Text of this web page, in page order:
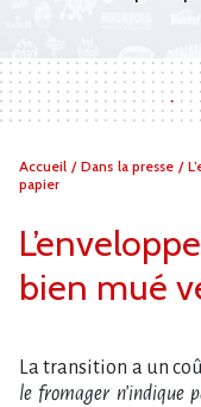
Vous
êtes
Accueil / Dans la presse/
papier
bien mué
La transition a un
le fromager n’indique